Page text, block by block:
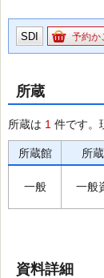
SDI 予約か
所蔵
所蔵は 1 件です。
所蔵館 所
一般 一般
資料詳細